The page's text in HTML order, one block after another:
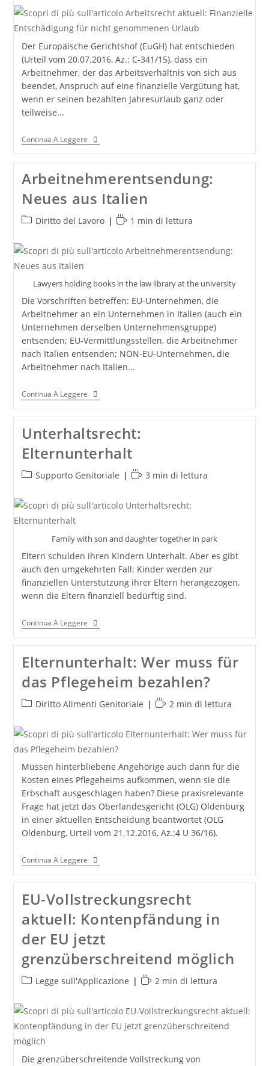
lettura:
Der Europäische Gerichtshof (EuGH) hat entschieden
(Urteil vom 20.07.2016, Az.: C-341/15), dass ein
Arbeitnehmer, der das Arbeitsverhältnis von sich aus
beendet, Anspruch auf eine finanzielle Vergütung hat,
wenn er seinen bezahlten Jahresurlaub ganz oder
teilweise...
Continua A LeggereArbeitsrecht
Aktuell:
Für
Nicht
Genommenen
Urlaub
Arbeitnehmerentsendung:
Neues aus Italien
Categoria
Diritto del Lavoro
Tempo
lettura:
1 min di lettura
Lawyers holding books in the law library at the university
Die Vorschriften betreffen: EU-Unternehmen, die
Arbeitnehmer an ein Unternehmen in Italien (auch ein
Unternehmen derselben Unternehmensgruppe)
entsenden; EU-Vermittlungsstellen, die Arbeitnehmer
nach Italien entsenden; NON-EU-Unternehmen, die
Arbeitnehmer nach Italien...
Continua A LeggereArbeitnehmerentsendung:
Neues
Unterhaltsrecht:
Elternunterhalt
Categoria
Supporto Genitoriale
Tempo
lettura:
3 min di lettura
Family with son and daughter together in park
Eltern schulden ihren Kindern Unterhalt. Aber es gibt
auch den umgekehrten Fall: Kinder werden zur
finanziellen Unter­stützung ihrer Eltern heran­ge­zogen,
wenn die Eltern finanziell bedürftig sind.
Continua A LeggereUnterhaltsrecht:
Elternunterhalt
Elternunterhalt: Wer muss für
das Pflegeheim bezahlen?
Categoria
Diritto Alimenti Genitoriale
Tempo
lettura:
2 min di lettura
Müssen hinterbliebene Angehörige auch dann für die
Kosten eines Pflegeheims aufkommen, wenn sie die
Erbschaft ausgeschlagen haben? Diese praxisrelevante
Frage hat jetzt das Oberlandesgericht (OLG) Oldenburg
in einer aktuellen Entscheidung beantwortet (OLG
Oldenburg, Urteil vom 21.12.2016, Az.:4 U 36/16).
Continua A LeggereElternunterhalt:
Wer
Das
Pflegeheim
Bezahlen?
EU-Vollstreckungsrecht
aktuell: Kontenpfändung in
der EU jetzt
grenzüberschreitend möglich
Categoria
Legge sull'Applicazione
Tempo
lettura:
2 min di lettura
Die grenzüberschreitende Vollstreckung von